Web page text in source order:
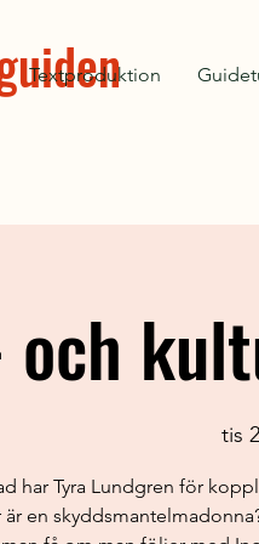
Textproduktion
och
tis
har Tyra Lundgren för
är en